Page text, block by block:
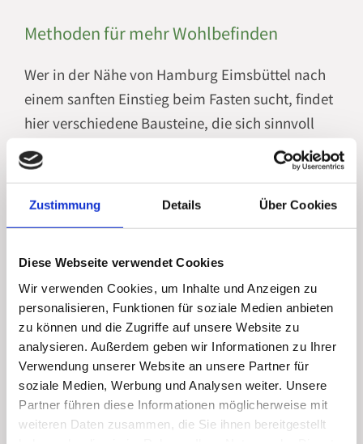
Zustimmung Details Über Cookies
Diese Webseite verwendet Cookies
Wir verwenden Cookies, um Inhalte und Anzeigen zu
personalisieren, Funktionen für soziale Medien anbieten
zu können und die Zugriffe auf unsere Website zu
analysieren. Außerdem geben wir Informationen zu Ihrer
Verwendung unserer Website an unsere Partner für
soziale Medien, Werbung und Analysen weiter. Unsere
Partner führen diese Informationen möglicherweise mit
weiteren Daten zusammen, die Sie ihnen bereitgestellt
Methoden für mehr Wohlbefinden
Wer in der Nähe von Hamburg Eimsbüttel nach
einem sanften Einstieg beim Fasten sucht, findet
hier verschiedene Bausteine, die sich sinnvoll
ergänzen können:
Basenfasten: Genießen Sie gesunde,
Körper von überschüssiger Säure zu
befreien.
Colon-Hydro-Therapie: Diese sanfte
Darmreinigung unterstützt den
Verdauungstrakt und kann das allgemeine
Wohlgefühl verbessern.
Leber- und Gallenblasenreinigung: Fördert